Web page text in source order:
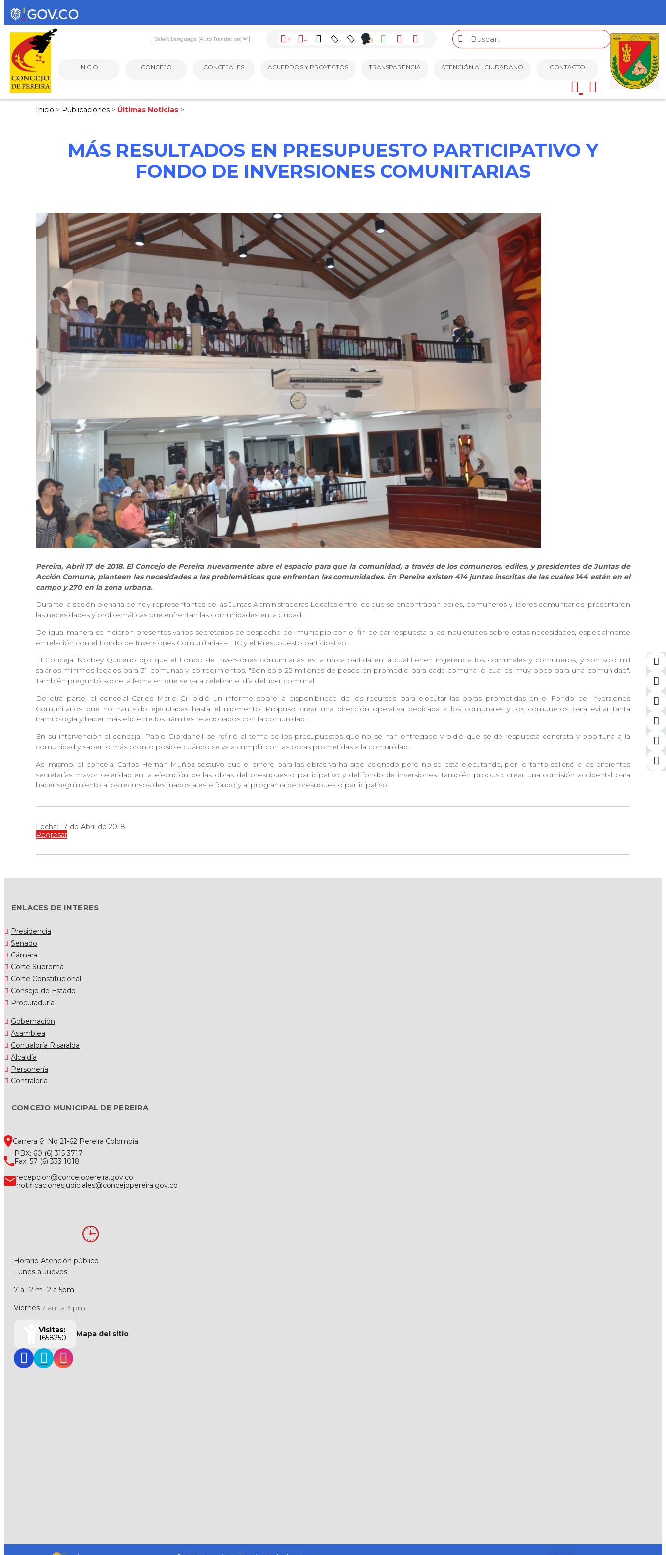
+ -
INICIO CONCEJO CONCEJALES ACUERDOS Y PROYECTOS TRANSPARENCIA ATENCIÓN AL CIUDADANO CONTACTO
Inicio > Publicaciones > Últimas Noticias >
MÁS RESULTADOS EN PRESUPUESTO PARTICIPATIVO Y
FONDO DE INVERSIONES COMUNITARIAS
Pereira, Abril 17 de 2018. El Concejo de Pereira nuevamente abre el espacio para que la comunidad, a través de los comuneros, ediles, y presidentes de Juntas de
Acción Comuna, planteen las necesidades a las problemáticas que enfrentan las comunidades. En Pereira existen 414 juntas inscritas de las cuales 144 están en el
campo y 270 en la zona urbana.
Durante la sesión plenaria de hoy representantes de las Juntas Administradoras Locales entre los que se encontraban ediles, comuneros y líderes comunitarios, presentaron
las necesidades y problemáticas que enfrentan las comunidades en la ciudad.
De igual manera se hicieron presentes varios secretarios de despacho del municipio con el fin de dar respuesta a las inquietudes sobre estas necesidades, especialmente
en relación con el Fondo de Inversiones Comunitarias – FIC y el Presupuesto participativo.
El Concejal Norbey Quiceno dijo que el Fondo de Inversiones comunitarias es la única partida en la cual tienen ingerencia los comunales y comuneros, y son solo mil
salarios mínimos legales para 31 comunas y corregimientos. "Son solo 25 millones de pesos en promedio para cada comuna lo cual es muy poco para una comunidad".
También preguntó sobre la fecha en que se va a celebrar el día del líder comunal.
De otra parte, el concejal Carlos Mario Gil pidió un informe sobre la disponibilidad de los recursos para ejecutar las obras prometidas en el Fondo de Inversiones
Comunitarios que no han sido ejecutadas hasta el momento. Propuso crear una dirección operativa dedicada a los comunales y los comuneros para evitar tanta
tramitología y hacer más eficiente los trámites relacionados con la comunidad.
En su intervención el concejal Pablo Giordanelli se refirió al tema de los presupuestos que no se han entregado y pidió que se dé respuesta concreta y oportuna a la
comunidad y saber lo más pronto posible cuándo se va a cumplir con las obras prometidas a la comunidad.
Así mismo, el concejal Carlos Hernán Muñoz sostuvo que el dinero para las obras ya ha sido asignado pero no se está ejecutando, por lo tanto solicitó a las diferentes
secretarías mayor celeridad en la ejecución de las obras del presupuesto participativo y del fondo de inversiones. También propuso crear una comisión accidental para
hacer seguimiento a los recursos destinados a este fondo y al programa de presupuesto participativo.
Fecha: 17 de Abril de 2018
Regresar
ENLACES DE INTERES
Presidencia
Senado
Cámara
Corte Suprema
Corte Constitucional
Consejo de Estado
Procuraduría
Gobernación
Asamblea
Contraloría Risaralda
Alcaldía
Personería
Contraloría
CONCEJO MUNICIPAL DE PEREIRA
Carrera 6ª No 21-62 Pereira Colombia
PBX: 60 (6) 315 3717
Fax: 57 (6) 333 1018
recepcion@concejopereira.gov.co
notificacionesjudiciales@concejopereira.gov.co
Horario Atención público
Lunes a Jueves
7 a 12 m -2 a 5pm
Viernes 7 am a 3 pm
Visitas:
1658250
Mapa del sitio